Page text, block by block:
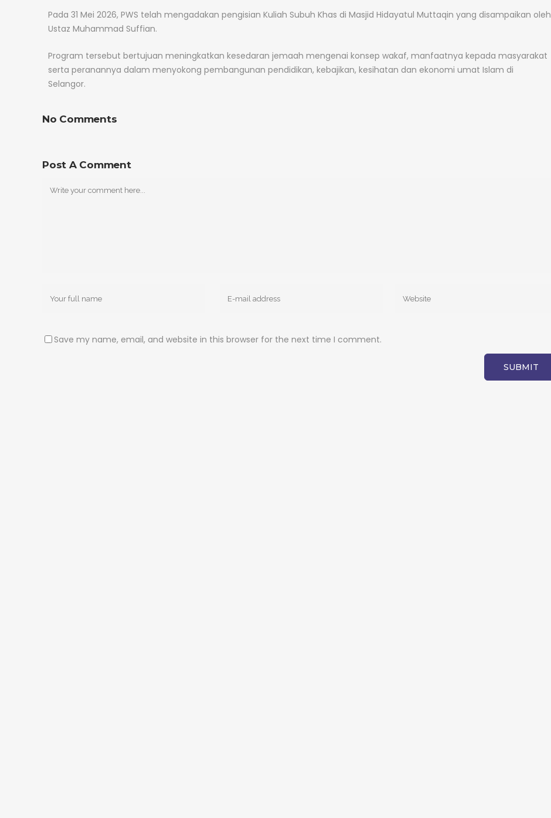
Pada 31 Mei 2026, PWS telah mengadakan pengisian Kuliah Subuh Khas di Masjid Hidayatul Muttaqin yang disampaikan oleh
Ustaz Muhammad Suffian.
Program tersebut bertujuan meningkatkan kesedaran jemaah mengenai konsep wakaf, manfaatnya kepada masyarakat
serta peranannya dalam menyokong pembangunan pendidikan, kebajikan, kesihatan dan ekonomi umat Islam di
Selangor.
No Comments
Post A Comment
Save my name, email, and website in this browser for the next time I comment.